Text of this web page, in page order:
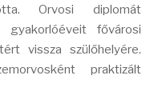
Orvosi diplomát
gyakorlóéveit fővárosi
vissza szülőhelyére.
praktizált